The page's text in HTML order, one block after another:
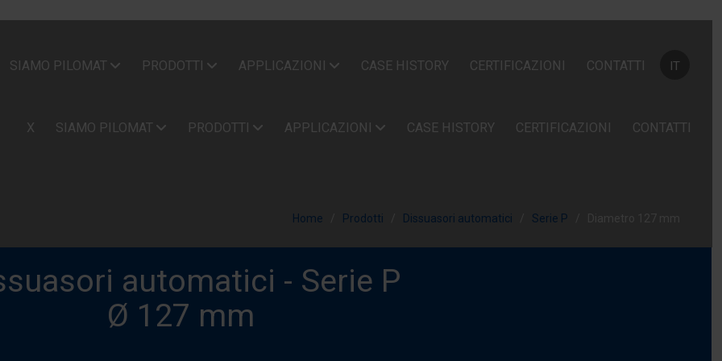
SIAMO PILOMAT PRODOTTI APPLICAZIONI CASE HISTORY CERTIFICAZIONI CONTATTI IT
X SIAMO PILOMAT PRODOTTI APPLICAZIONI CASE HISTORY CERTIFICAZIONI CONTATTI
Home Prodotti Dissuasori automatici Serie P
automatici - Serie P
Ø 127 mm